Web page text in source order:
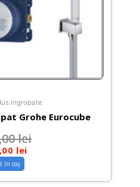
ingropate
Grohe Eurocube
lei
lei
în coș